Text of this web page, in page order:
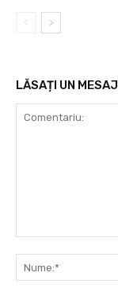
LĂSAȚI UN MESAJ